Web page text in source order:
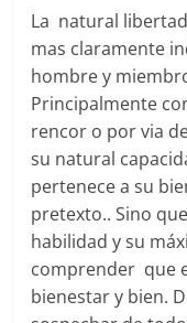
La natural
mas claramente
hombre y
Principalmente
rencor o por via
su natural
pertenece a su
pretexto.. Sino
habilidad y su
comprender que
bienestar y bien.